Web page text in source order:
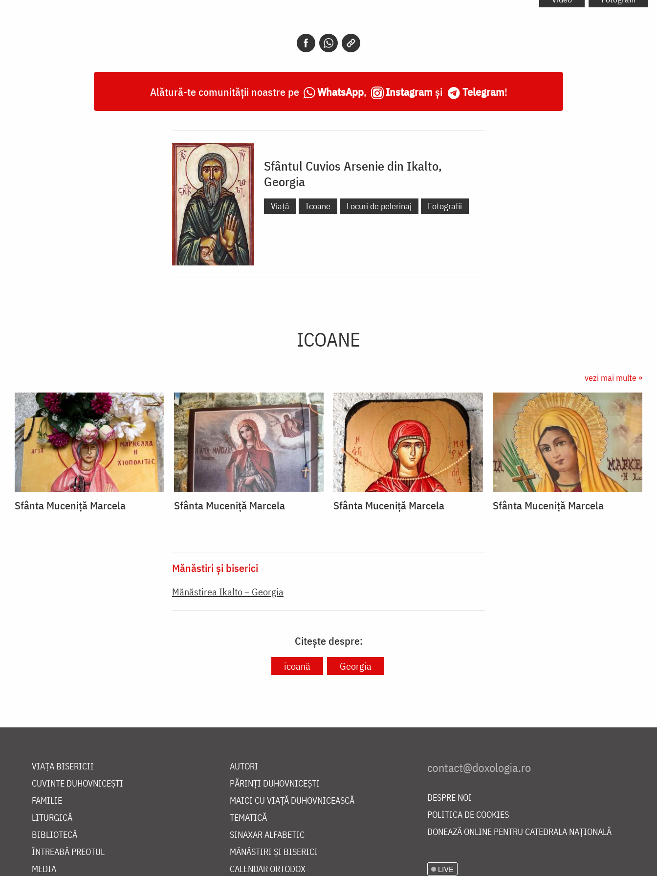
Alătură-te comunității noastre pe WhatsApp, Instagram și Telegram!
Sfântul Cuvios Arsenie din Ikalto,
Georgia
Viață Icoane Locuri de pelerinaj Fotografii
ICOANE
vezi mai multe »
Sfânta Muceniță Marcela Sfânta Muceniță Marcela Sfânta Muceniță Marcela Sfânta Muceniță Marcela
Mănăstiri și biserici
Mănăstirea Ikalto – Georgia
Citește despre:
icoană Georgia
VIAȚA BISERICII
CUVINTE DUHOVNICEȘTI
FAMILIE
LITURGICĂ
BIBLIOTECĂ
ÎNTREABĂ PREOTUL
MEDIA
AUTORI
PĂRINȚI DUHOVNICEȘTI
MAICI CU VIAȚĂ DUHOVNICEASCĂ
TEMATICĂ
SINAXAR ALFABETIC
MĂNĂSTIRI ȘI BISERICI
CALENDAR ORTODOX
DESPRE NOI
POLITICA DE COOKIES
DONEAZĂ ONLINE PENTRU CATEDRALA NAȚIONALĂ
LIVE